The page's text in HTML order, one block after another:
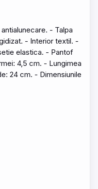
- Talpa
- Interior textil. -
elastica. - Pantof
4,5 cm. - Lungimea
24 cm. - Dimensiunile